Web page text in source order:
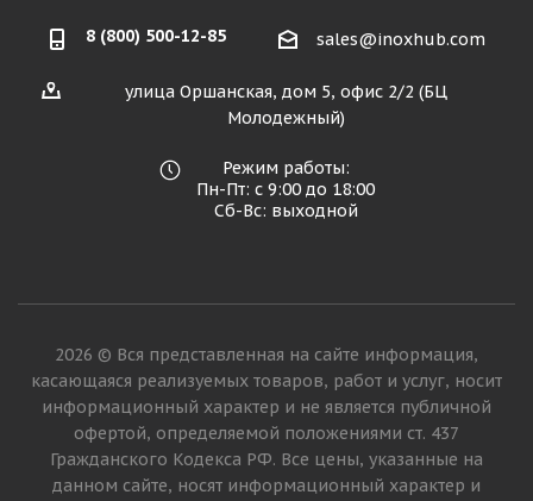
8 (800) 500-12-85 sales@inoxhub.com
улица Оршанская, дом 5, офис 2/2 (БЦ
Молодежный)
Режим работы:
Пн-Пт: с 9:00 до 18:00
Сб-Вс: выходной
2026 © Вся представленная на сайте информация,
касающаяся реализуемых товаров, работ и услуг, носит
информационный характер и не является публичной
офертой, определяемой положениями ст. 437
Гражданского Кодекса РФ. Все цены, указанные на
данном сайте, носят информационный характер и